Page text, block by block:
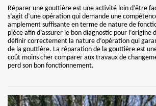
Réparer une gouttière est une activité loin d’être
s’agit d’une opération qui demande une
amplement suffisante en terme de nature de
pièce afin d’assurer le bon diagnostic pour
définir correctement la nature d’opération qui
de la gouttière. La réparation de la gouttière est
coût moins cher comparer aux travaux de
perd son bon fonctionnement.